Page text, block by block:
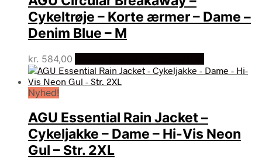
Cykeltrøje – Korte ærmer – Dame –
Denim Blue – M
kr. 584,00
Nyhed!
AGU Essential Rain Jacket –
Cykeljakke – Dame – Hi-Vis Neon
Gul – Str. 2XL